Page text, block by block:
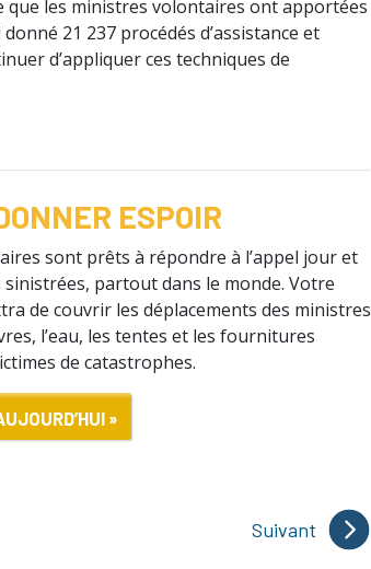
que les ministres volontaires ont apportées
21 237 procédés d’assistance et
d’appliquer ces techniques de
ESPOIR
sont prêts à répondre à l’appel jour et
sinistrées, partout dans le monde. Votre
de couvrir les déplacements des ministres
l’eau, les tentes et les fournitures
de catastrophes.
»
Suivant